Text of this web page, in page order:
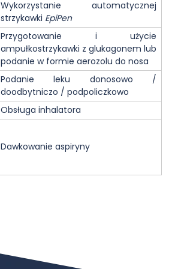
Wykorzystanie automatycznej
strzykawki EpiPen
Przygotowanie i użycie
ampułkostrzykawki z glukagonem lub
podanie w formie aerozolu do nosa
Podanie leku donosowo /
doodbytniczo / podpoliczkowo
Obsługa inhalatora
Dawkowanie aspiryny